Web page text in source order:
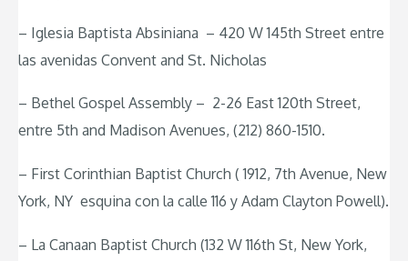
– Iglesia Baptista Absiniana – 420 W 145th Street entre
las avenidas Convent and St. Nicholas
– Bethel Gospel Assembly – 2-26 East 120th Street,
entre 5th and Madison Avenues, (212) 860-1510.
– First Corinthian Baptist Church ( 1912, 7th Avenue, New
York, NY esquina con la calle 116 y Adam Clayton Powell).
– La Canaan Baptist Church (132 W 116th St, New York,